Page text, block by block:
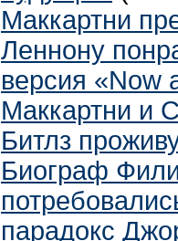
Маккартни
Леннону
версия «Now
Маккартни и
Битлз
Биограф
парадокс